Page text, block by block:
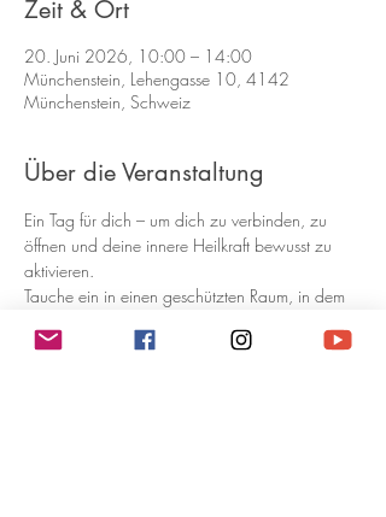
Zeit & Ort
20. Juni 2026, 10:00 – 14:00
Münchenstein, Lehengasse 10, 4142
Münchenstein, Schweiz
Über die Veranstaltung
Ein Tag für dich – um dich zu verbinden, zu
öffnen und deine innere Heilkraft bewusst zu
aktivieren.
Tauche ein in einen geschützten Raum, in dem
deinen inneren Kanal öffnest und die heilende